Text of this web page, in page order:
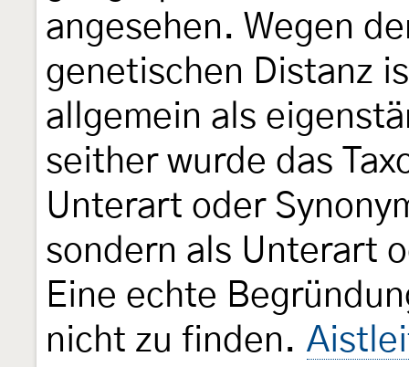
angesehen. Wegen
genetischen Distanz
allgemein als
seither wurde das
Unterart oder
sondern als Unterart
Eine echte
nicht zu finden.